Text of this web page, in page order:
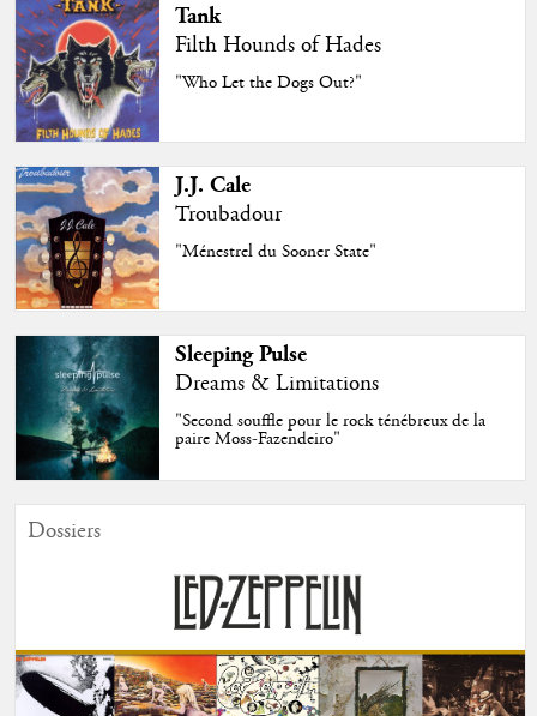
Tank
Filth Hounds of Hades
"Who Let the Dogs Out?"
J.J. Cale
Troubadour
"Ménestrel du Sooner State"
Sleeping Pulse
Dreams & Limitations
"Second souffle pour le rock ténébreux de la
paire Moss-Fazendeiro"
Dossiers